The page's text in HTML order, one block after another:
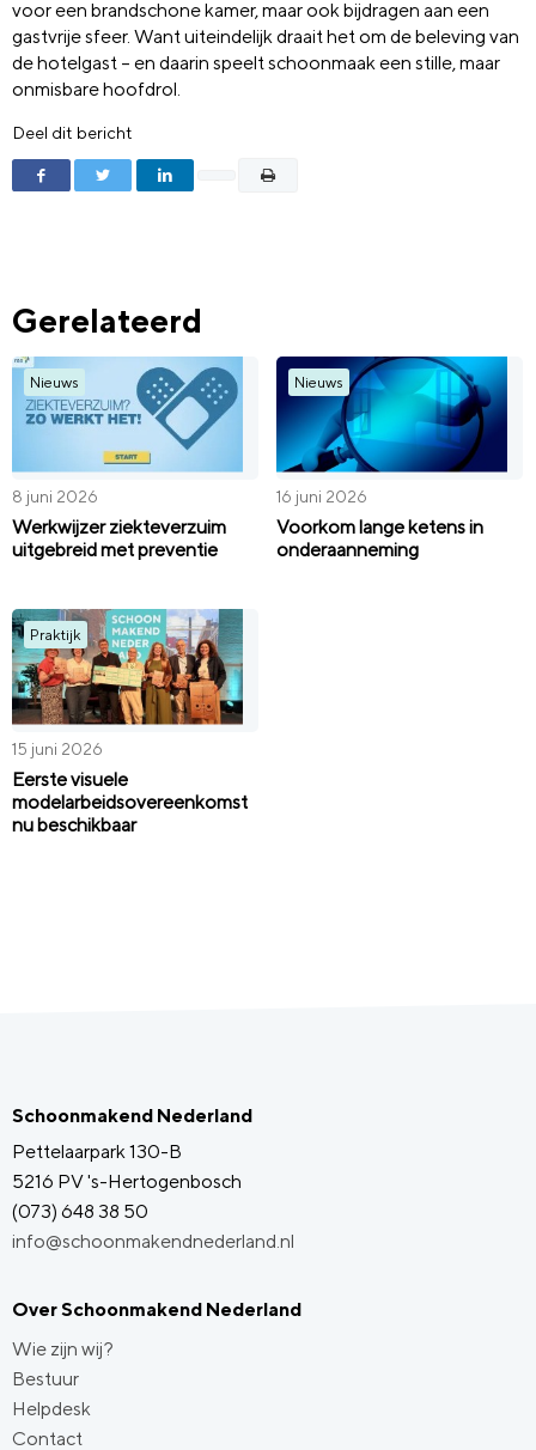
voor een brandschone kamer, maar ook bijdragen aan een
gastvrije sfeer. Want uiteindelijk draait het om de beleving van
de hotelgast – en daarin speelt schoonmaak een stille, maar
onmisbare hoofdrol.
Deel dit bericht
Gerelateerd
Nieuws
8 juni 2026
Werkwijzer ziekteverzuim
uitgebreid met preventie
Nieuws
16 juni 2026
Voorkom lange ketens in
onderaanneming
Praktijk
15 juni 2026
Eerste visuele
modelarbeidsovereenkomst
nu beschikbaar
Schoonmakend Nederland
Pettelaarpark 130-B
5216 PV 's-Hertogenbosch
(073) 648 38 50
info@schoonmakendnederland.nl
Over Schoonmakend Nederland
Wie zijn wij?
Bestuur
Helpdesk
Contact